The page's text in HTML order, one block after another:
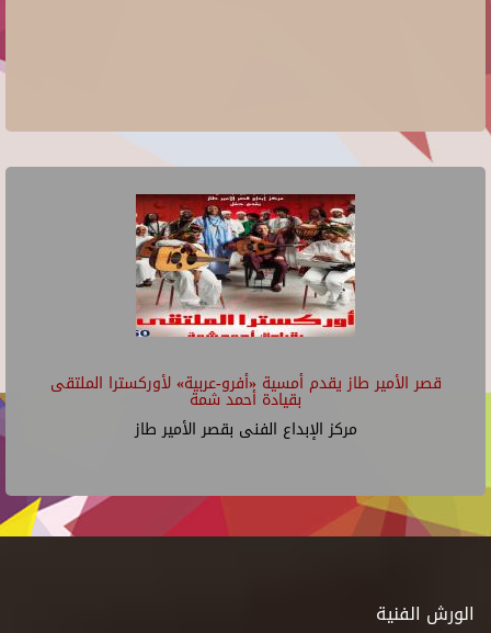
قصر الأمير طاز يقدم أمسية «أفرو-عربية» لأوركسترا الملتقى
بقيادة أحمد شمة
مركز الإبداع الفنى بقصر الأمير طاز
الورش الفنية